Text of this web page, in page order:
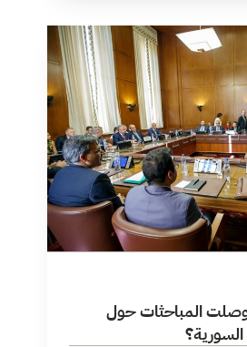
المباحثات حول